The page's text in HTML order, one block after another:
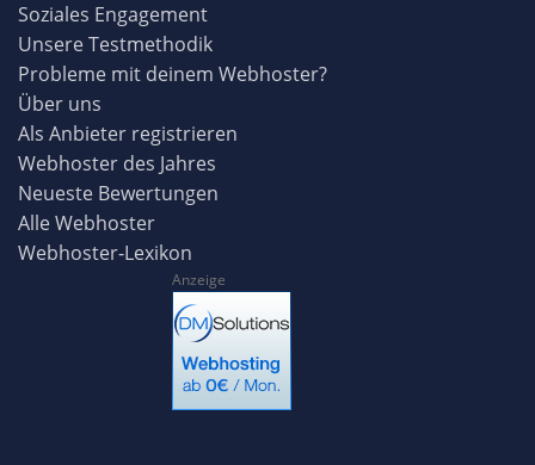
Soziales Engagement
Unsere Testmethodik
Probleme mit deinem Webhoster?
Über uns
Als Anbieter registrieren
Webhoster des Jahres
Neueste Bewertungen
Alle Webhoster
Webhoster-Lexikon
Anzeige